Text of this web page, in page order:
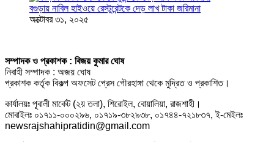
বগুড়ায় নাবিল হাইওয়ে রেস্টুরেন্টকে দেড় লাখ টাকা জরিমানা
অক্টোবর ৩১, ২০২৫
সম্পাদক ও প্রকাশক : বিজয় কুমার ঘোষ
নিবাহী সম্পাদক : অজয় ঘোষ
প্রকাশক কর্তৃক বিকল্প অফসেট প্রেস গৌরহাঙ্গা থেকে মুদ্রিত ও প্রকাশিত।
কার্যালয়ঃ পূবালী মার্কেট (২য় তলা), শিরোইল, বোয়ালিয়া, রাজশাহী।
মোবাইলঃ ০১৭১১-০০০২৯৬, ০১৭১৯-৩৮২৯৩৮, ০১৭৪৪-৭২১৮৩৭, ই-মেইলঃ
newsrajshahipratidin@gmail.com